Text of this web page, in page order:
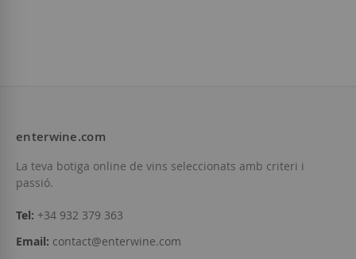
enterwine.com
La teva botiga online de vins seleccionats amb criteri i
passió.
Tel: +34 932 379 363
Email: contact@enterwine.com